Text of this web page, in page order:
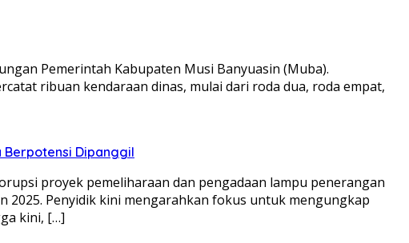
Pemerintah Kabupaten Musi Banyuasin (Muba).
ribuan kendaraan dinas, mulai dari roda dua, roda empat,
Berpotensi Dipanggil
proyek pemeliharaan dan pengadaan lampu penerangan
2025. Penyidik kini mengarahkan fokus untuk mengungkap
kini, […]